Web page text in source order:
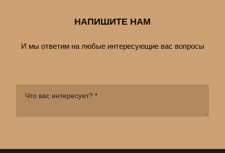
НАПИШИТЕ НАМ
И мы ответим на любые интересующие вас вопросы